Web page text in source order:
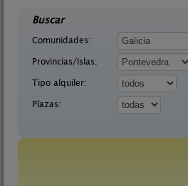
Buscar
Comunidades:
Provincias/Islas:
Tipo alquiler:
Plazas: